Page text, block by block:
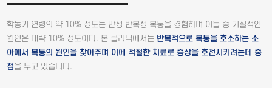
학동기 연령의 약 10% 정도는 만성 반복성 복통을 경험하며 이들 중 기질적인
원인은 대략 10% 정도이다. 본 클리닉에서는 반복적으로 복통을 호소하는 소
아에서 복통의 원인을 찾아주며 이에 적절한 치료로 증상을 호전시키려는데 중
점을 두고 있습니다.